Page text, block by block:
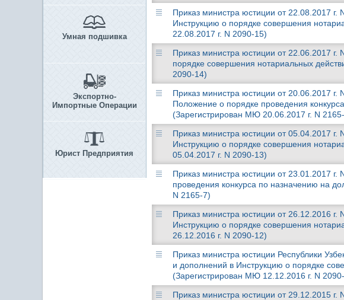
Умная подшивка
Экспортно-
Импортные Операции
Юрист Предприятия
Приказ министра юстиции от 22.08.2017
Инструкцию о порядке совершения
22.08.2017 г. N 2090-15)
Приказ министра юстиции от 22.06.2017
порядке совершения нотариальных
2090-14)
Приказ министра юстиции от 20.06.2017
Положение о порядке проведения
(Зарегистрирован МЮ 20.06.2017 г. N
Приказ министра юстиции от 05.04.2017
Инструкцию о порядке совершения
05.04.2017 г. N 2090-13)
Приказ министра юстиции от 23.01.2017
проведения конкурса по назначению на
N 2165-7)
Приказ министра юстиции от 26.12.2016
Инструкцию о порядке совершения
26.12.2016 г. N 2090-12)
Приказ министра юстиции Республики
и дополнений в Инструкцию о порядке
(Зарегистрирован МЮ 12.12.2016 г. N
Приказ министра юстиции от 29.12.2015